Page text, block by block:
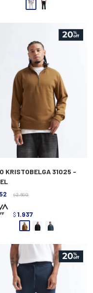
KRISTOBELGA 31025 -
$ 2.690
$ 1.937